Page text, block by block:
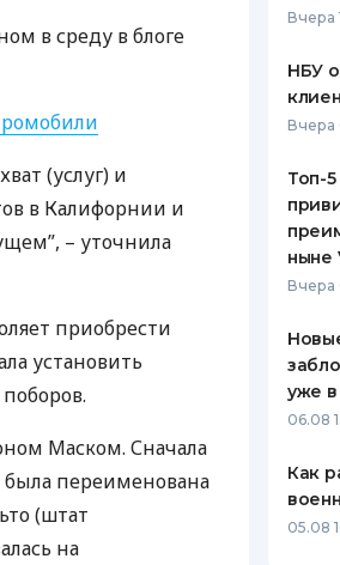
ЕЖЕМЕСЯЧНЫЙ ОБЗОР
БАНКОВСКИМ КАРТАМ
ВСЕ
в среду в блоге
(услуг) и
в Калифорнии и
– уточнила
приобрести
установить
Маском. Сначала
была переименована
(штат
на
Вчера
НБУ
Вчера
Топ-
ныне
Вчера
уже в
06.08
Как
05.08